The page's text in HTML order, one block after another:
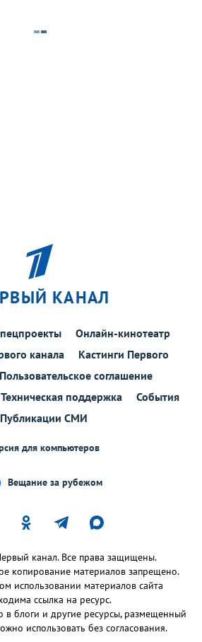
КАНАЛ
Онлайн-кинотеатр
канала
Кастинги Первого
Пользовательское соглашение
Техническая поддержка
События
Публикации СМИ
для компьютеров
Вещание за рубежом
канал. Все права защищены.
копирование материалов запрещено.
использовании материалов сайта
ссылка на ресурс.
в блоги и другие ресурсы, размещенный
использовать без согласования.